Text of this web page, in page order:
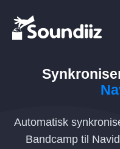
Automatisk
Bandcamp til